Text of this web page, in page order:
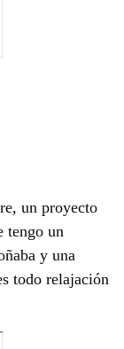
un proyecto
tengo un
y una
todo relajación